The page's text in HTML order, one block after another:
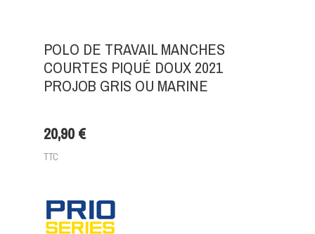
POLO DE TRAVAIL MANCHES
COURTES PIQUÉ DOUX 2021
PROJOB GRIS OU MARINE
20,90 €
TTC